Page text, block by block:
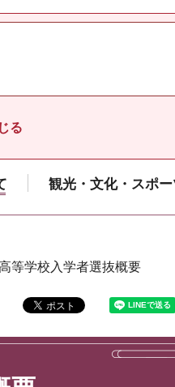
る
観光・文化・スポー
等学校入学者選抜概要